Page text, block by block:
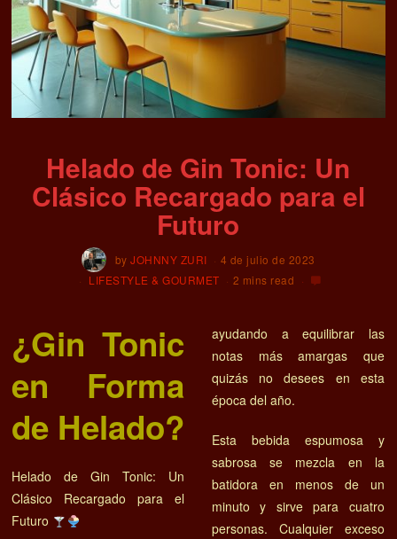
Helado de Gin Tonic: Un
Clásico Recargado para el
Futuro
byJOHNNY ZURI
4 de julio de 2023
LIFESTYLE & GOURMET
2 mins read
¿Gin Tonic
en Forma
de Helado?
Helado de Gin Tonic: Un
Clásico Recargado para el
Futuro
ayudando a equilibrar las
notas más amargas que
quizás no desees en esta
época del año.
Esta bebida espumosa y
sabrosa se mezcla en la
batidora en menos de un
minuto y sirve para cuatro
personas. Cualquier exceso